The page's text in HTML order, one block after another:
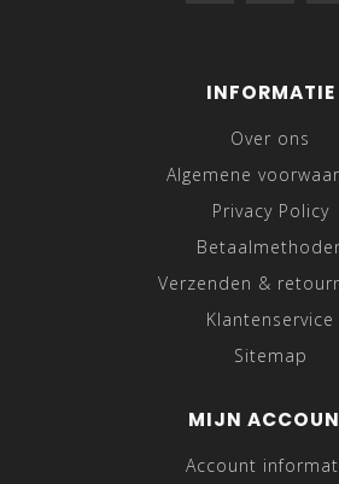
INFORMATIE
Over ons
Algemene
Privacy Policy
Verzenden &
Klantenservice
Sitemap
MIJN
Account